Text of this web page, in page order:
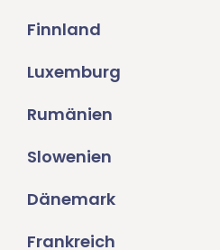
Finnland
Luxemburg
Rumänien
Slowenien
Dänemark
Frankreich